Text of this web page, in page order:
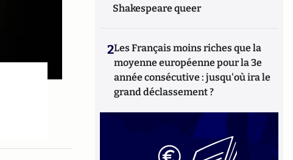
Shakespeare queer
2Les Français moins riches que la
moyenne européenne pour la 3e
année consécutive : jusqu'où ira le
grand déclassement ?